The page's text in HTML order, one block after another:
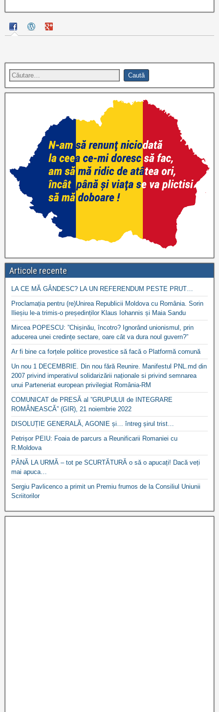
Articole recente
LA CE MĂ GÂNDESC? LA UN REFERENDUM PESTE PRUT…
Proclamația pentru (re)Unirea Republicii Moldova cu România. Sorin
Ilieșiu le-a trimis-o președinților Klaus Iohannis și Maia Sandu
Mircea POPESCU: ”Chișinău, încotro? Ignorând unionismul, prin
aducerea unei credințe sectare, oare cât va dura noul guvern?”
Ar fi bine ca forțele politice provestice să facă o Platformă comună
Un nou 1 DECEMBRIE. Din nou fără Reunire. Manifestul PNL.md din
2007 privind imperativul solidarizării naționale si privind semnarea
unui Parteneriat european privilegiat România-RM
COMUNICAT de PRESĂ al ”GRUPULUI de INTEGRARE
ROMÂNEASCĂ” (GIR), 21 noiembrie 2022
DISOLUȚIE GENERALĂ, AGONIE și… întreg șirul trist…
Petrișor PEIU: Foaia de parcurs a Reunificarii Romaniei cu
R.Moldova
PÂNĂ LA URMĂ – tot pe SCURTĂTURĂ o să o apucați! Dacă veți
mai apuca…
Sergiu Pavlicenco a primit un Premiu frumos de la Consiliul Uniunii
Scriitorilor